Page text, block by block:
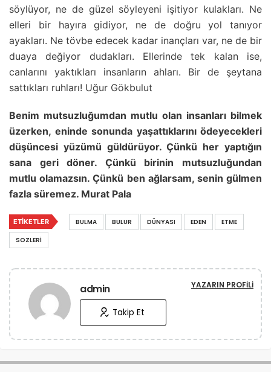
söylüyor, ne de güzel söyleyeni işitiyor kulakları. Ne
elleri bir hayıra gidiyor, ne de doğru yol tanıyor
ayakları. Ne tövbe edecek kadar inançları var, ne de bir
duaya değiyor dudakları. Ellerinde tek kalan ise,
canlarını yaktıkları insanların ahları. Bir de şeytana
sattıkları ruhları! Uğur Gökbulut
Benim mutsuzluğumdan mutlu olan insanları bilmek
üzerken, eninde sonunda yaşattıklarını ödeyecekleri
düşüncesi yüzümü güldürüyor. Çünkü her yaptığın
sana geri döner. Çünkü birinin mutsuzluğundan
mutlu olamazsın. Çünkü ben ağlarsam, senin gülmen
fazla süremez. Murat Pala
ETIKETLER BULMA BULUR DÜNYASI EDEN
ETME
SOZLERI
admin YAZARIN PROFILI
Takip Et